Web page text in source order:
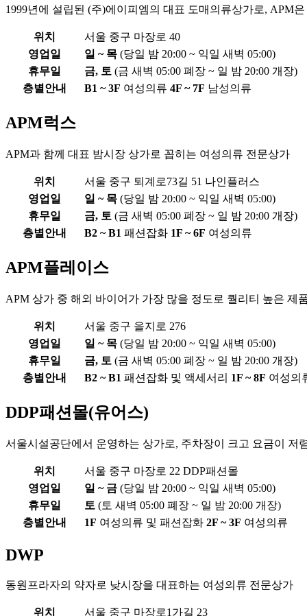
1999년에 설립된 (주)에이피엠의 대표 도매의류상가로, APM
위치
서울 중구 마장로 40
영업일
일 ~ 목 (당일 밤 20:00 ~ 익일 새벽 05:00)
휴무일
금, 토 (금 새벽 05:00 폐장 ~ 일 밤 20:00 개장)
층별안내
B1 ~ 3F 여성의류 4F ~ 7F 남성의류
APM럭스
APM과 함께 대표 밤시장 상가로 꼽히는 여성의류 전문상가
위치
서울 중구 퇴계로73길 51 나인플러스
영업일
일 ~ 목 (당일 밤 20:00 ~ 익일 새벽 05:00)
휴무일
금, 토 (금 새벽 05:00 폐장 ~ 일 밤 20:00 개장)
층별안내
B2 ~ B1 패션잡화 1F ~ 6F 여성의류
APM플레이스
APM 상가 중 해외 바이어가 가장 많을 정도로 퀄리티 높은 제
위치
서울 중구 을지로 276
영업일
일 ~ 목 (당일 밤 20:00 ~ 익일 새벽 05:00)
휴무일
금, 토 (금 새벽 05:00 폐장 ~ 일 밤 20:00 개장)
층별안내
B2 ~ B1 패션잡화 및 액세서리 1F ~ 8F 여성의
DDP패션몰(유어스)
서울시설공단에서 운영하는 상가로, 주차장이 크고 요금이 저
위치
서울 중구 마장로 22 DDP패션몰
영업일
일 ~ 금 (당일 밤 20:00 ~ 익일 새벽 05:00)
휴무일
토 (토 새벽 05:00 폐장 ~ 일 밤 20:00 개장)
층별안내
1F 여성의류 및 패션잡화 2F ~ 3F 여성의류
DWP
동원프라자의 약자로 낮시장을 대표하는 여성의류 전문상가
위치 서울 중구 마장로1가길 23